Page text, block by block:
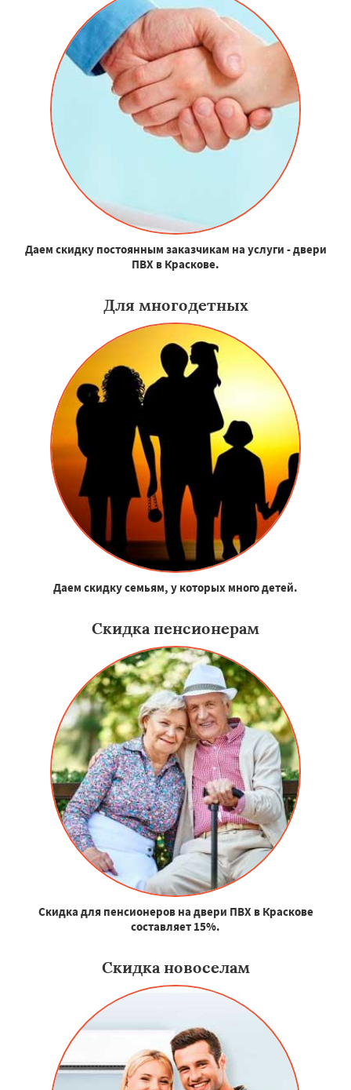
Даем скидку постоянным заказчикам на услуги - двери
ПВХ в Краскове.
Для многодетных
Даем скидку семьям, у которых много детей.
Скидка пенсионерам
Скидка для пенсионеров на двери ПВХ в Краскове
составляет 15%.
Скидка новоселам